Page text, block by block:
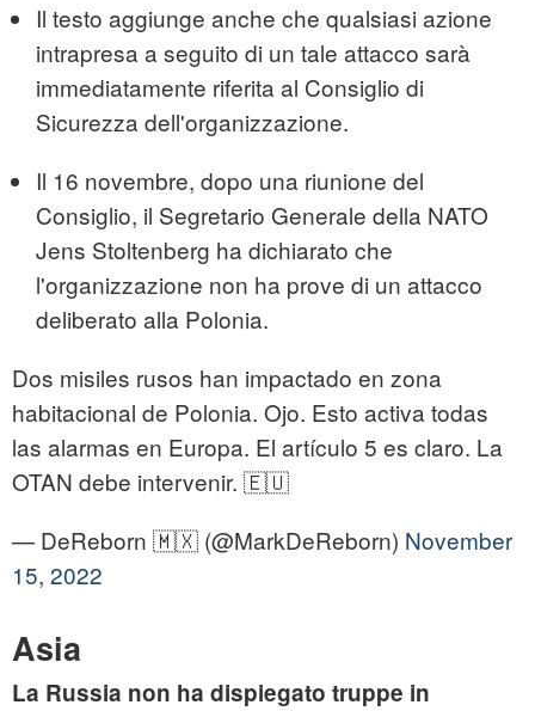
Il testo aggiunge anche che qualsiasi azione
intrapresa a seguito di un tale attacco sarà
immediatamente riferita al Consiglio di
Sicurezza dell'organizzazione.
Il 16 novembre, dopo una riunione del
Consiglio, il Segretario Generale della NATO
Jens Stoltenberg ha dichiarato che
l'organizzazione non ha prove di un attacco
deliberato alla Polonia.
Dos misiles rusos han impactado en zona
habitacional de Polonia. Ojo. Esto activa todas
las alarmas en Europa. El artículo 5 es claro. La
OTAN debe intervenir. 🇪🇺
— DeReborn 🇲🇽 (@MarkDeReborn) November
15, 2022
Asia
La Russia non ha dispiegato truppe in